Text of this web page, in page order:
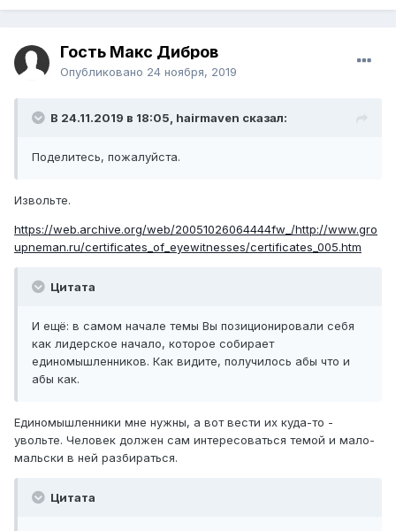
Гость Макс Дибров
Опубликовано 24 ноября, 2019
В 24.11.2019 в 18:05, hairmaven сказал:
Поделитесь, пожалуйста.
Извольте.
https://web.archive.org/web/20051026064444fw_/http://www.gro
upneman.ru/certificates_of_eyewitnesses/certificates_005.htm
Цитата
И ещё: в самом начале темы Вы позиционировали себя
как лидерское начало, которое собирает
единомышленников. Как видите, получилось абы что и
абы как.
Единомышленники мне нужны, а вот вести их куда-то -
увольте. Человек должен сам интересоваться темой и мало-
мальски в ней разбираться.
Цитата